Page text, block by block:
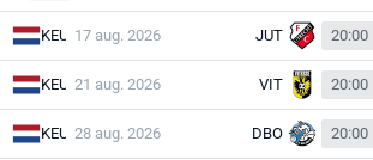
KEU 17 aug. 2026 JUT 20:00
KEU 21 aug. 2026 VIT 20:00
KEU 28 aug. 2026 DBO 20:00